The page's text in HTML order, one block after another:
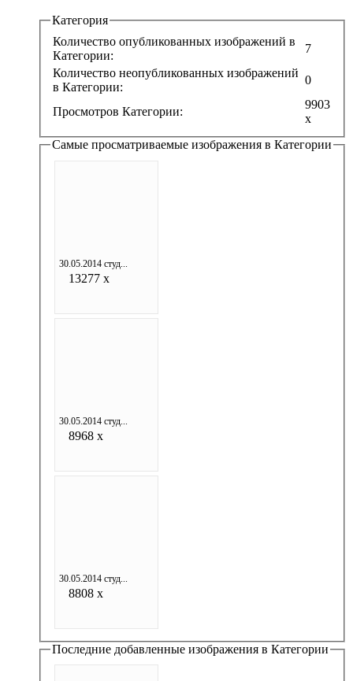
Категория
Количество опубликованных изображений в
Категории:
7
Количество неопубликованных изображений
в Категории:
0
Просмотров Категории:
9903
x
Самые просматриваемые изображения в Категории
30.05.2014 студ...
13277 x
30.05.2014 студ...
8968 x
30.05.2014 студ...
8808 x
Последние добавленные изображения в Категории